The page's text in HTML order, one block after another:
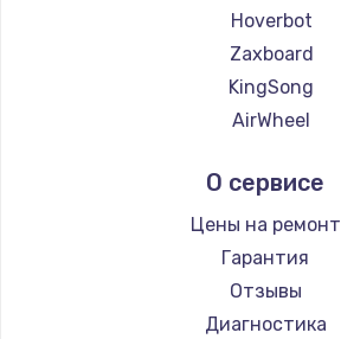
Hoverbot
Zaxboard
KingSong
AirWheel
Hunter
Shorner
Joyor
Minimotors
Bork
О сервисе
Цены на ремонт
Гарантия
Отзывы
Диагностика